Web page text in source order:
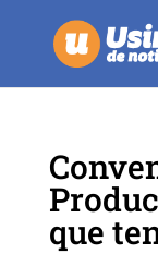
que